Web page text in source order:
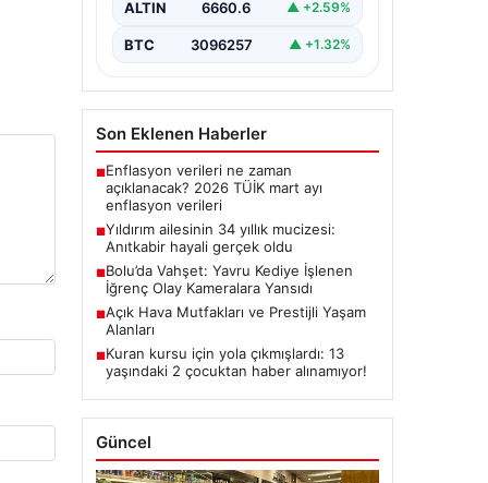
ALTIN 6660.6 ▲ +2.59%
BTC 3096257 ▲ +1.32%
Son Eklenen Haberler
■Enflasyon verileri ne zaman
açıklanacak? 2026 TÜİK mart ayı
enflasyon verileri
■Yıldırım ailesinin 34 yıllık mucizesi:
Anıtkabir hayali gerçek oldu
■Bolu’da Vahşet: Yavru Kediye İşlenen
İğrenç Olay Kameralara Yansıdı
■Açık Hava Mutfakları ve Prestijli Yaşam
Alanları
■Kuran kursu için yola çıkmışlardı: 13
yaşındaki 2 çocuktan haber alınamıyor!
Güncel